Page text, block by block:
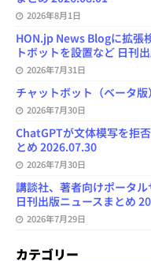
2026年8月1日
HON.jp News Blogに拡張
トボットを設置など 日刊
2026年7月31日
チャットボット（ベータ
2026年7月30日
ChatGPTが文体模写を拒
とめ 2026.07.30
2026年7月30日
講談社、著者向けポータ
日刊出版ニュースまとめ
2026年7月29日
カテゴリー